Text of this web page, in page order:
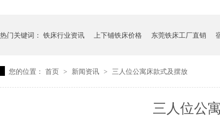
热门关键词： 铁床行业资讯 上下铺铁床价格 东莞铁床工厂直销
您的位置： 首页 > 新闻资讯 > 三人位公寓床款式及摆放
三人位公